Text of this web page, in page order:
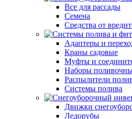
Все для рассады
Семена
Средства от
Адаптеры и
Краны садовые
Муфты и
Наборы
Распылители
Системы полива
Движки
Ледорубы